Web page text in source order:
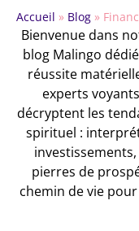
Accueil » Blog »
Bienvenue dans
blog Malingo
réussite
experts
décryptent les
spirituel :
pierres de
chemin de vie